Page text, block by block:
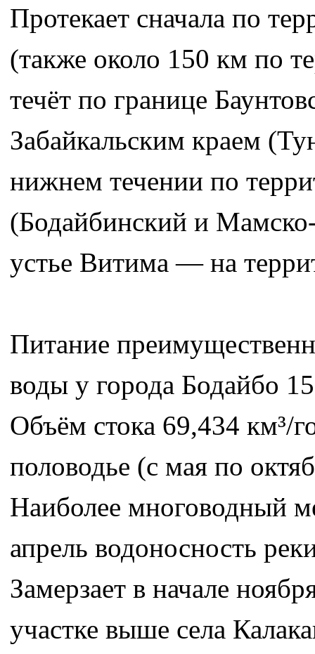
Протекает сначала по
(также около 150 км по
течёт по границе
Забайкальским краем
нижнем течении по
(Бодайбинский и
устье Витима — на
Питание
воды у города Бодайбо
Объём стока 69,434 км³/
половодье (с мая по
Наиболее многоводный
апрель водоносность
Замерзает в начале
участке выше села